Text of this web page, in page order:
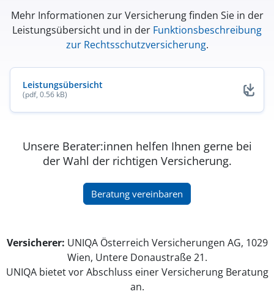
Mehr Informationen zur Versicherung finden Sie in der
Leistungsübersicht und in der Funktionsbeschreibung
zur Rechtsschutzversicherung.
Leistungsübersicht
(pdf, 0.56 kB)
(öffnet in neuem Fenster)
Unsere Berater:innen helfen Ihnen gerne bei
der Wahl der richtigen Versicherung.
Beratung vereinbaren
(öffnet in neuem Fenster)
Versicherer: UNIQA Österreich Versicherungen AG, 1029
Wien, Untere Donaustraße 21.
UNIQA bietet vor Abschluss einer Versicherung Beratung
an.